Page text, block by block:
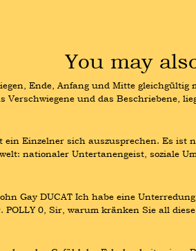
You may
Ende, Anfang und Mitte
und das Beschriebene,
Einzelner sich auszusprechen. Es
nationaler Untertanengeist, soziale
Gay DUCAT Ich habe eine
0, Sir, warum kränken Sie all